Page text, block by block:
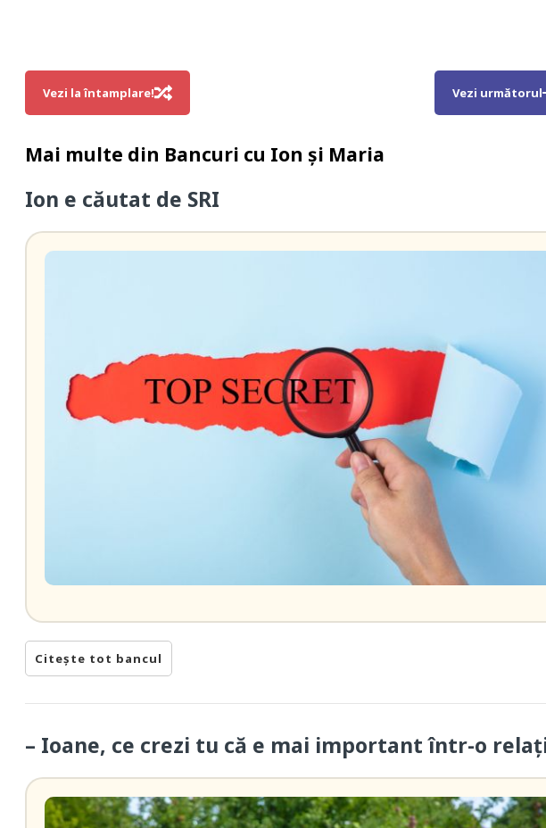
Vezi la întamplare! Vezi următorul
Mai multe din Bancuri cu Ion și Maria
Ion e căutat de SRI
Citește tot bancul
– Ioane, ce crezi tu că e mai important într-o